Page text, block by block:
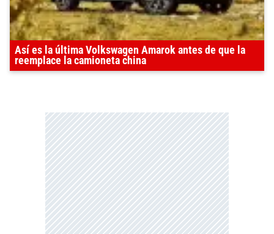
Así es la última Volkswagen Amarok antes de que la
reemplace la camioneta china